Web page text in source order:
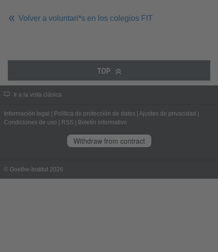
Volver a voluntari*s en los colegios FIT
TOP
Ir a la vista clásica
Información legal Política de protección de datos Ajustes de privacidad
Condiciones de uso
RSS Boletín informativo
Withdraw from contract
© Goethe-Institut 2026